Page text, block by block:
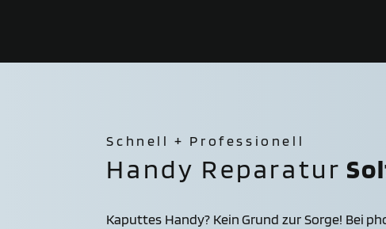
Schnell + Professionell
Handy Reparatur
Kaputtes Handy? Kein Grund zur Sorge! Bei